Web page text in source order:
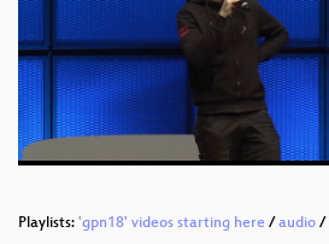
Playlists: 'gpn18' videos starting here / audio /